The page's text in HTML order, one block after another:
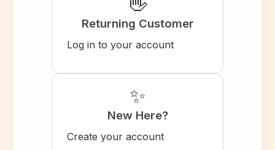
Returning Customer
Log in to your account
✨
New Here?
Create your account